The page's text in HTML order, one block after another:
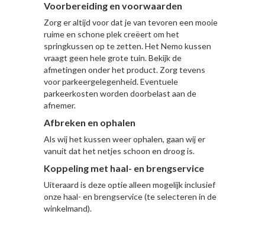
Voorbereiding en voorwaarden
Zorg er altijd voor dat je van tevoren een mooie
ruime en schone plek creëert om het
springkussen op te zetten. Het Nemo kussen
vraagt geen hele grote tuin. Bekijk de
afmetingen onder het product. Zorg tevens
voor parkeergelegenheid. Eventuele
parkeerkosten worden doorbelast aan de
afnemer.
Afbreken en ophalen
Als wij het kussen weer ophalen, gaan wij er
vanuit dat het netjes schoon en droog is.
Koppeling met haal- en brengservice
Uiteraard is deze optie alleen mogelijk inclusief
onze haal- en brengservice (te selecteren in de
winkelmand).